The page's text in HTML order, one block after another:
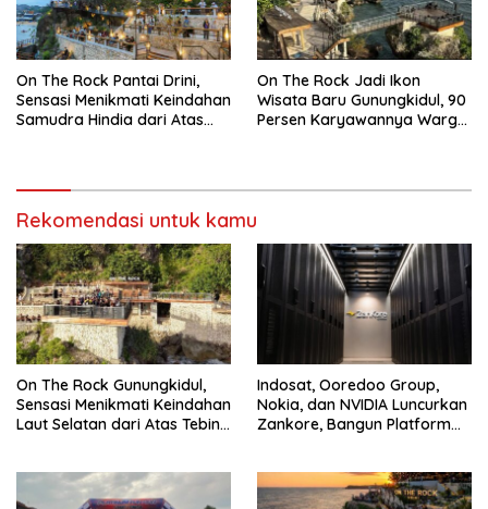
On The Rock Pantai Drini,
Sensasi Menikmati Keindahan
Samudra Hindia dari Atas
On The Rock Jadi Ikon
Wisata Baru Gunungkidul, 90
Persen Karyawannya Warga
Rekomendasi untuk kamu
On The Rock Gunungkidul,
Sensasi Menikmati Keindahan
Laut Selatan dari Atas Tebing
Indosat, Ooredoo Group,
Nokia, dan NVIDIA Luncurkan
Zankore, Bangun Platform